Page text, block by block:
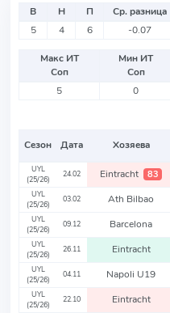
В Н П Ср. разница
5
4 6 -0.07
Макс ИТ
Соп
Мин ИТ
Соп
5
0
Сезон Дата Хозяева
UYL
(25/26)
24.02 Eintracht 83
UYL
(25/26)
03.02 Ath Bilbao
UYL
(25/26)
09.12 Barcelona
UYL
(25/26)
26.11 Eintracht
UYL
(25/26)
04.11 Napoli U19
UYL
(25/26)
22.10 Eintracht